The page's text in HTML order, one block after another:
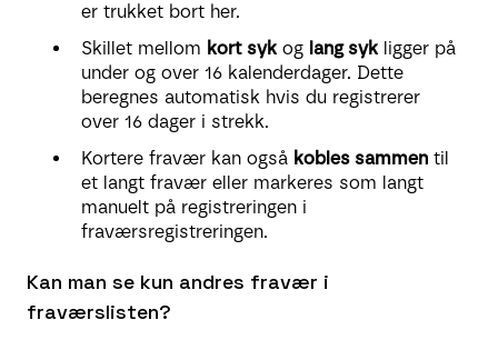
er trukket bort her.
Skillet mellom kort syk og lang syk ligger på
under og over 16 kalenderdager. Dette
beregnes automatisk hvis du registrerer
over 16 dager i strekk.
Kortere fravær kan også kobles sammen til
et langt fravær eller markeres som langt
manuelt på registreringen i
fraværsregistreringen.
Kan man se kun andres fravær i
fraværslisten?